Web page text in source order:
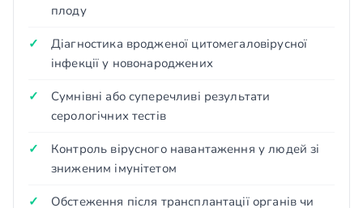
плоду
Діагностика вродженої цитомегаловірусної
інфекції у новонароджених
Сумнівні або суперечливі результати
серологічних тестів
Контроль вірусного навантаження у людей зі
зниженим імунітетом
Обстеження після трансплантації органів чи